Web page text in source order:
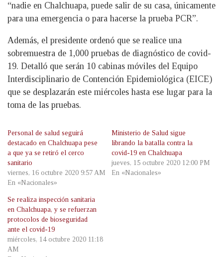
“nadie en Chalchuapa, puede salir de su casa, únicamente
para una emergencia o para hacerse la prueba PCR”.
Además, el presidente ordenó que se realice una
sobremuestra de 1,000 pruebas de diagnóstico de covid-
19. Detalló que serán 10 cabinas móviles del Equipo
Interdisciplinario de Contención Epidemiológica (EICE)
que se desplazarán este miércoles hasta ese lugar para la
toma de las pruebas.
Personal de salud seguirá
destacado en Chalchuapa pese
a que ya se retiró el cerco
sanitario
viernes, 16 octubre 2020 9:57 AM
En «Nacionales»
Ministerio de Salud sigue
librando la batalla contra la
covid-19 en Chalchuapa
jueves, 15 octubre 2020 12:00 PM
En «Nacionales»
Se realiza inspección sanitaria
en Chalchuapa, y se refuerzan
protocolos de bioseguridad
ante el covid-19
miércoles, 14 octubre 2020 11:18
AM